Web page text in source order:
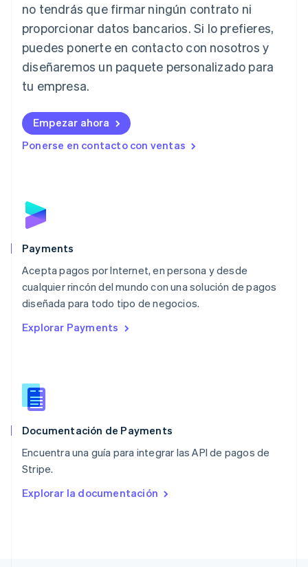
no tendrás que firmar ningún contrato ni
proporcionar datos bancarios. Si lo prefieres,
puedes ponerte en contacto con nosotros y
diseñaremos un paquete personalizado para
tu empresa.
Empezar ahora
Ponerse en contacto con ventas
Payments
Acepta pagos por Internet, en persona y desde
cualquier rincón del mundo con una solución de pagos
diseñada para todo tipo de negocios.
Explorar Payments
Documentación de Payments
Encuentra una guía para integrar las API de pagos de
Stripe.
Explorar la documentación
Italia
ItalianoEnglish
Japón
日本語 English
Letonia
Liechtenstein
Lituania
English
Luxemburgo
Malta
English
EspañolEnglish
English
Nueva Zelanda
English
NederlandsEnglish
Português
RAE de Hong Kong, China
Reino Unido
República Checa
English
English